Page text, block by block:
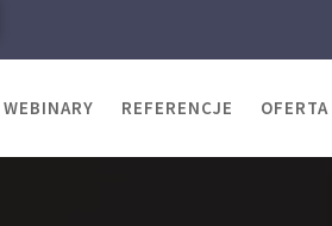
WEBINARY REFERENCJE OFERTA